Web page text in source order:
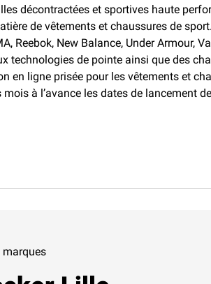
décontractées et sportives haute
de vêtements et chaussures de
New Balance, Under Armour,
technologies de pointe ainsi que des
ligne prisée pour les vêtements et
à l’avance les dates de lancement
marques